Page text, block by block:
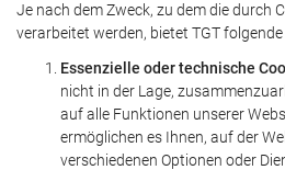
Je nach dem Zweck, zu dem die durch
verarbeitet werden, bietet TGT
Essenzielle oder technische
nicht in der Lage,
auf alle Funktionen unserer
ermöglichen es Ihnen, auf der
verschiedenen Optionen oder